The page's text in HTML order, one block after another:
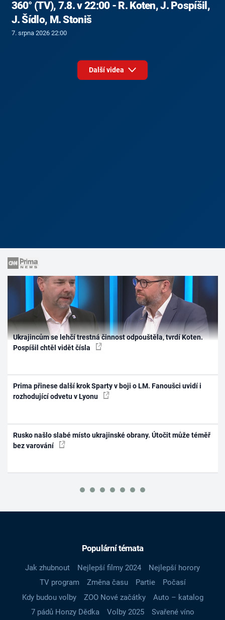
360° (TV), 7.8. v 22:00 - R. Koten, J. Pospíšil,
J. Šídlo, M. Stoniš
7. srpna 2026 22:00
Další videa
Ukrajincům se lehčí trestná činnost odpouštěla, tvrdí Koten.
Pospíšil chtěl vidět čísla
Prima přinese další krok Sparty v boji o LM. Fanoušci uvidí i
rozhodující odvetu v Lyonu
Rusko našlo slabé místo ukrajinské obrany. Útočit může téměř
bez varování
Populární témata
Jak zhubnout Nejlepší filmy 2024
Nejlepší horory
TV program
Změna času Partie
Počasí
Kdy budou volby
ZOO Nové začátky
Auto – katalog
7 pádů Honzy Dědka
Volby 2025
Svařené víno